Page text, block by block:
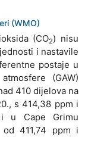
(WMO)
(CO2) nisu
i nastavile
postaje u
(GAW)
410 dijelova na
s 414,38 ppm i
u Cape Grimu
od 411,74 ppm i